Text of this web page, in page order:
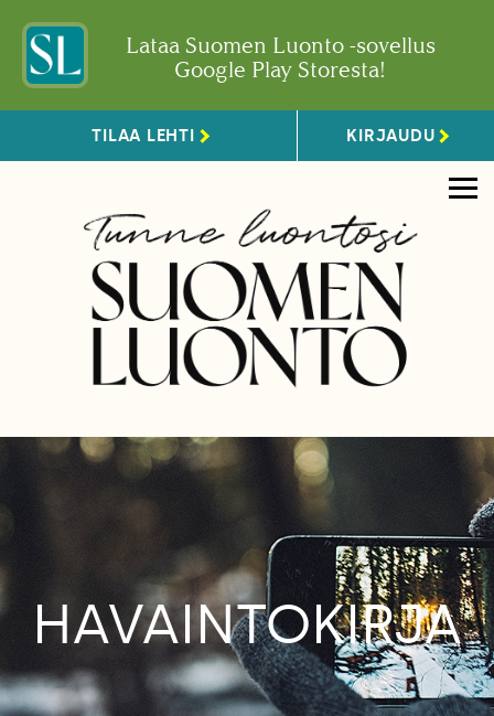
Lataa Suomen Luonto -sovellus
Google Play Storesta!
TILAA LEHTI KIRJAUDU
HAVAINTOKIRJA